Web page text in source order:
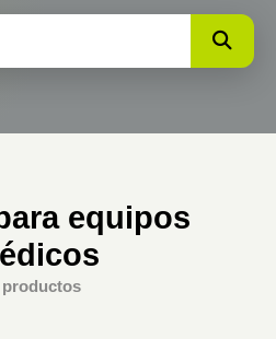
equipos
productos